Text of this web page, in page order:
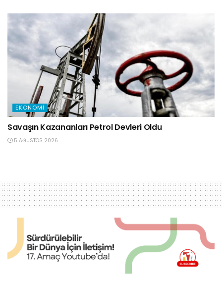
EKONOMI
Savaşın Kazananları Petrol Devleri Oldu
5 AĞUSTOS 2026